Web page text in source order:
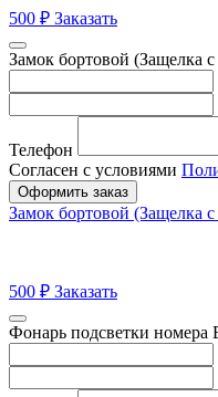
500 ₽ Заказать
Замок бортовой (Защелка
Телефон
Согласен с условиями
Оформить заказ
Замок бортовой (Защелка
500 ₽ Заказать
Фонарь подсветки номера